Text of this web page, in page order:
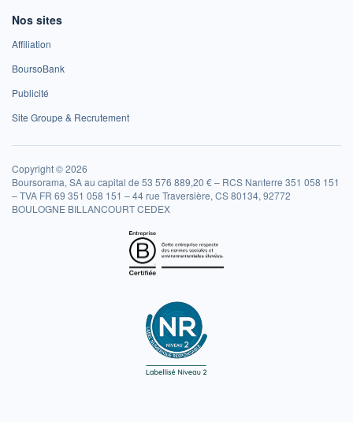
Nos sites
Affiliation
BoursoBank
Publicité
Site Groupe & Recrutement
Copyright © 2026
Boursorama, SA au capital de 53 576 889,20 € – RCS Nanterre 351 058 151
– TVA FR 69 351 058 151 – 44 rue Traversière, CS 80134, 92772
BOULOGNE BILLANCOURT CEDEX